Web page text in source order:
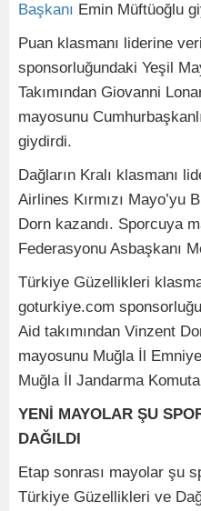
Başkanı Emin Müftüoğlu
Puan klasmanı liderine
sponsorluğundaki Yeşil
Takımından Giovanni
mayosunu
giydirdi.
Dağların Kralı klasmanı
Airlines Kırmızı Mayo’yu
Dorn kazandı. Sporcuya
Federasyonu Asbaşkanı
Türkiye Güzellikleri
goturkiye.com
Aid takımından Vinzent
mayosunu Muğla İl
Muğla İl Jandarma
YENİ MAYOLAR ŞU
DAĞILDI
Etap sonrası mayolar şu
Türkiye Güzellikleri ve